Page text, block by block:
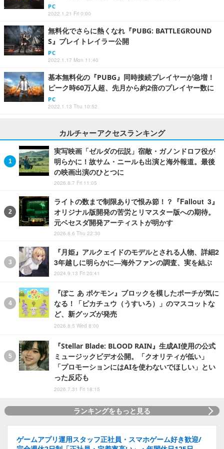
PC
2022.1.21 Fri 0:00
無料化でさらに熱くなれ『PUBG: BATTLEGROUND
S』プレイトレイラー公開
PC
2022.1.17 Mon 11:40
基本無料化の『PUBG』同時接続プレイヤーが急増！
ピーク時60万人超、先月から約2倍のプレイヤー数に
PC
2022.1.13 Thu 10:52
カルチャーアクセスランキング
実写映画「ゼルダの伝説」宿敵・ガノンドロフ役が
明らかに！故サム・ニールも出演と海外報道。最後
の映画出演のひとつに
2026.8.7 Fri 11:05
ライトの数まで制限ありで恨み節！？『Fallout 3』
オリジナル版開発の苦労とリマスター版への期待。
元ベセスダ開発アーティストが明かす
2026.8.6 Thu 22:30
『月姫』アルクェイドのモデルとされる人物、詳細2
3年越しに明らかに―海外ファンの調査、実を結ぶ
2024.9.13 Fri 20:41
『ぽこ あ ポケモン』ブロックを模したポーチが気に
なる！「ピカチュウ（うすいろ）」のマスコットな
ど、新グッズが発売
2026.8.5 Wed 8:00
『Stellar Blade: BLOOD RAIN』生成AI使用の公式
ミュージックビデオ公開。「クオリティが低い」
「プロモーションにはAIを使わないでほしい」とい
った反応も
2026.7.31 Fri 18:15
ランキングをもっと見る
ゲームアプリ運用スタッフ正社員・スマホゲーム好き歓迎/